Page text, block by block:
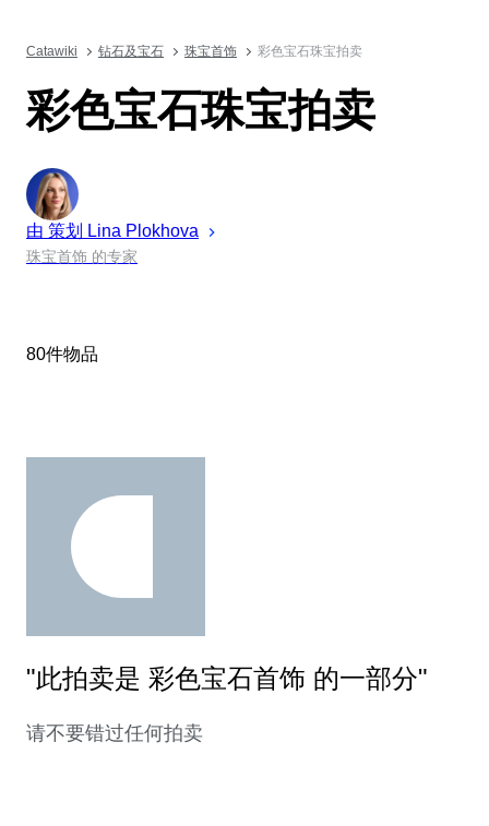
Catawiki 钻石及宝石 珠宝首饰 彩色宝石珠宝拍卖
彩色宝石珠宝拍卖
由 策划 Lina Plokhova
珠宝首饰 的专家
80件物品
"此拍卖是 彩色宝石首饰 的一部分"
请不要错过任何拍卖